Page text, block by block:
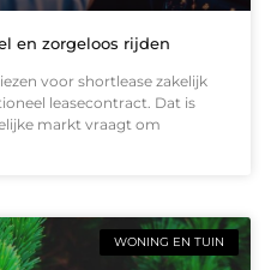
en zorgeloos rijden
voor shortlease zakelijk
leasecontract. Dat is
markt vraagt om
WONING EN TUIN